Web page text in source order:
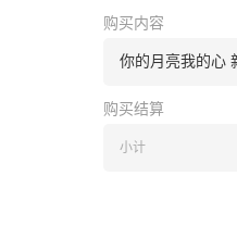
购买内容
你的月亮我的心
购买结算
小计